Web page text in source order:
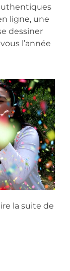
ligne, une
dessiner
l’année
la suite de